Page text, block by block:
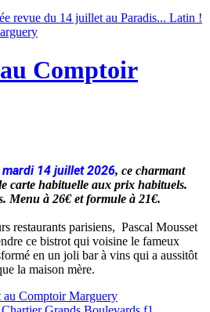
revue du 14 juillet au Paradis... Latin !
Comptoir
mardi 14 juillet 2026, ce charmant
carte habituelle aux prix habituels.
Menu à 26€ et formule à 21€.
restaurants parisiens, Pascal Mousset
ce bistrot qui voisine le fameux
en un joli bar à vins qui a aussitôt
la maison mère.
Comptoir Marguery